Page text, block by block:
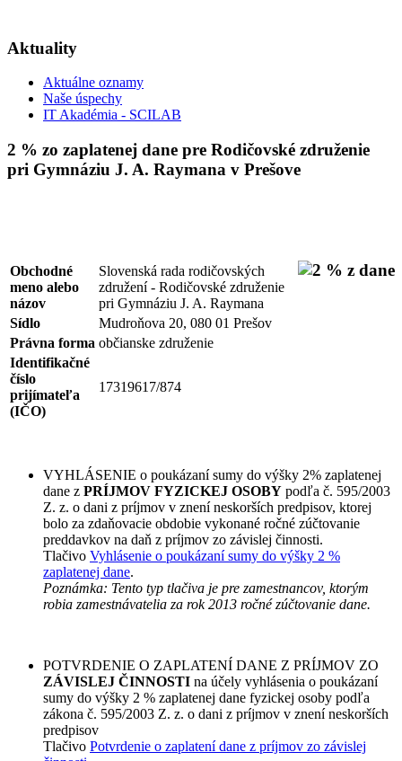
Aktuality
Aktuálne oznamy
Naše úspechy
IT Akadémia - SCILAB
2 % zo zaplatenej dane pre Rodičovské združenie
pri Gymnáziu J. A. Raymana v Prešove
Obchodné
meno alebo
názov
Slovenská rada rodičovských
združení - Rodičovské združenie
pri Gymnáziu J. A. Raymana
Sídlo
Mudroňova 20, 080 01 Prešov
Právna forma občianske združenie
Identifikačné
číslo
prijímateľa
(IČO)
17319617/874
VYHLÁSENIE o poukázaní sumy do výšky 2% zaplatenej
dane z PRÍJMOV FYZICKEJ OSOBY podľa č. 595/2003
Z. z. o dani z príjmov v znení neskorších predpisov, ktorej
bolo za zdaňovacie obdobie vykonané ročné zúčtovanie
preddavkov na daň z príjmov zo závislej činnosti.
Tlačivo Vyhlásenie o poukázaní sumy do výšky 2 %
zaplatenej dane.
Poznámka: Tento typ tlačiva je pre zamestnancov, ktorým
robia zamestnávatelia za rok 2013 ročné zúčtovanie dane.
POTVRDENIE O ZAPLATENÍ DANE Z PRÍJMOV ZO
ZÁVISLEJ ČINNOSTI na účely vyhlásenia o poukázaní
sumy do výšky 2 % zaplatenej dane fyzickej osoby podľa
zákona č. 595/2003 Z. z. o dani z príjmov v znení neskorších
predpisov
Tlačivo Potvrdenie o zaplatení dane z príjmov zo závislej